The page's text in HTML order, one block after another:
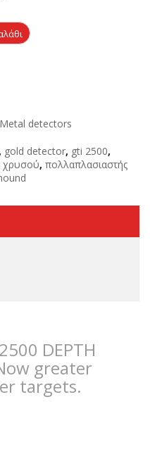
Metal detectors
gold detector, gti 2500,
χρυσού, πολλαπλασιαστής
DEPTH
greater
targets.